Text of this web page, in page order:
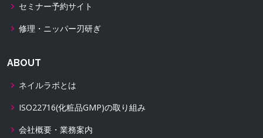
セミナー予約サイト
修理・ニッパー刃研ぎ
ABOUT
ネイルラボとは
ISO22716(化粧品GMP)の取り組み
会社概要・業務案内